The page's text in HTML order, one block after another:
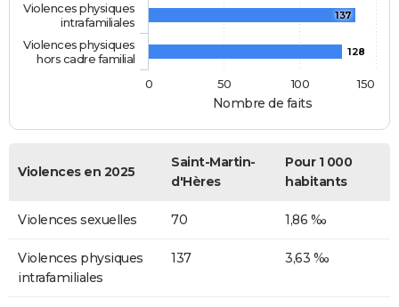
Nombre de faits
137
128
Violences physiques
intrafamiliales
Violences physiques
hors cadre familial
0
50 100 150
Violences en 2025
Saint-Martin-
d'Hères
Pour 1 000
habitants
Violences sexuelles 70 1,86 ‰
Violences physiques
intrafamiliales
137 3,63 ‰